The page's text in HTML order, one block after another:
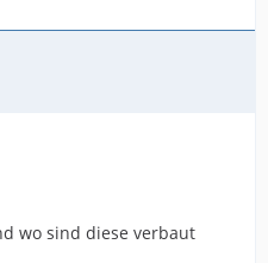
wo sind diese verbaut